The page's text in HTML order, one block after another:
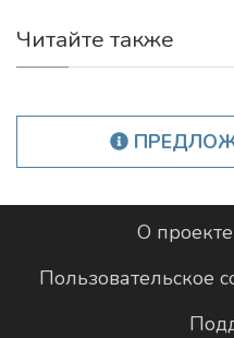
Читайте также
О проекте
Пользовательское